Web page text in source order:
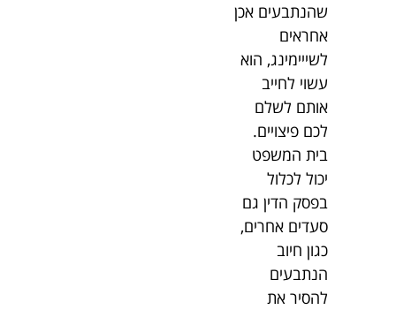
שהנתבעים אכן
אחראים
לשייימינג, הוא
עשוי לחייב
אותם לשלם
לכם פיצויים.
בית המשפט
יכול לכלול
בפסק הדין גם
סעדים אחרים,
כגון חיוב
הנתבעים
להסיר את